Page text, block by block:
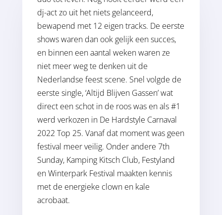
dj-act zo uit het niets gelanceerd,
bewapend met 12 eigen tracks. De eerste
shows waren dan ook gelijk een succes,
en binnen een aantal weken waren ze
niet meer weg te denken uit de
Nederlandse feest scene. Snel volgde de
eerste single, ‘Altijd Blijven Gassen’ wat
direct een schot in de roos was en als #1
werd verkozen in De Hardstyle Carnaval
2022 Top 25. Vanaf dat moment was geen
festival meer veilig. Onder andere 7th
Sunday, Kamping Kitsch Club, Festyland
en Winterpark Festival maakten kennis
met de energieke clown en kale
acrobaat.